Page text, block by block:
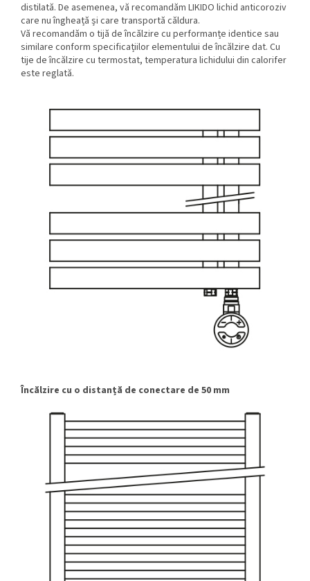
distilată. De asemenea, vă recomandăm LIKIDO lichid anticoroziv
care nu îngheață și care transportă căldura.
Vă recomandăm o tijă de încălzire cu performanțe identice sau
similare conform specificațiilor elementului de încălzire dat. Cu
tije de încălzire cu termostat, temperatura lichidului din calorifer
este reglată.
Încălzire cu o distanță de conectare de 50 mm